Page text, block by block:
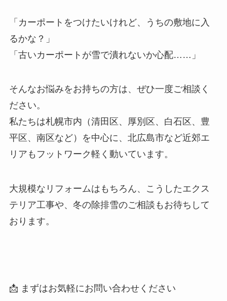
「カーポートをつけたいけれど、うちの敷地に入
るかな？」
「古いカーポートが雪で潰れないか心配……」
そんなお悩みをお持ちの方は、ぜひ一度ご相談く
ださい。
私たちは札幌市内（清田区、厚別区、白石区、豊
平区、南区など）を中心に、北広島市など近郊エ
リアもフットワーク軽く動いています。
大規模なリフォームはもちろん、こうしたエクス
テリア工事や、冬の除排雪のご相談もお待ちして
おります。
📩 まずはお気軽にお問い合わせください